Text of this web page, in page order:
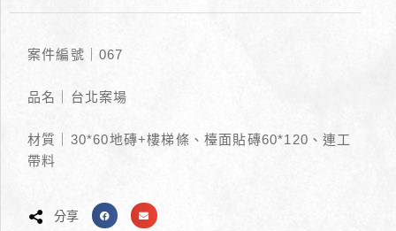
案件編號｜067
品名｜台北案場
材質｜30*60地磚+樓梯條、檯面貼磚60*120、連工
帶料
分享